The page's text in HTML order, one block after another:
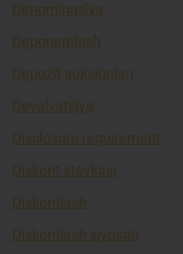
Denominasiya
Deponentlash
Depozit auksionlari
Devalvatsiya
Disclosure requirement
Diskont stavkasi
Diskontlash
Diskontlash siyosati